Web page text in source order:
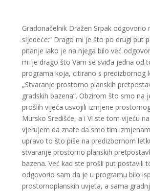
Gradonačelnik Dražen Srpak odgovorio
sljedeće:” Drago mi je što po drugi put
pitanje iako je na njega bilo već
mi je drago što Vam se sviđa jedna od
programa koja, citirano s predizbornog
„Stvaranje prostorno planskih
gradskih bazena“. Obzirom što smo na
prošlih vijeća usvojili izmjene
Mursko Središće, a i Vi ste tom vijeću
vjerujem da znate da smo tim
upravo to što piše na predizbornom
stvaranje prostorno planskih
bazena. Već kad ste prošli put postavili
odgovorio sam da je u programu bilo
prostornoplanskih uvjeta, a sama